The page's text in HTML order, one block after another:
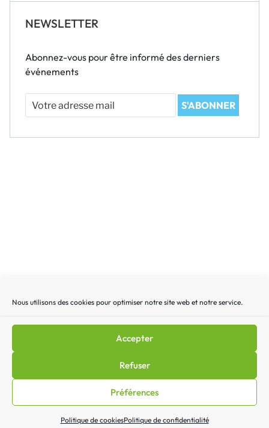
Nous utilisons des cookies pour optimiser notre site web et notre service.
Accepter
Refuser
Préférences
Politique de cookiesPolitique de confidentialité
NEWSLETTER
Abonnez-vous pour être informé des derniers
événements
Votre
adresse
S'ABONNER
Recherche
cookies|Politique de confidentialité|Politique de cookies
(EU)|Contact